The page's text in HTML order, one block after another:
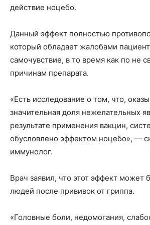
действие ноцебо.
Данный эффект полностью
который обладает жалобами
самочувствие, в то время как по не
причинам препарата.
«Есть исследование о том, что,
значительная доля нежелательных
результате применения вакцин,
обусловлено эффектом ноцебо», —
иммунолог.
Врач заявил, что этот эффект может
людей после прививок от гриппа.
«Головные боли, недомогания,